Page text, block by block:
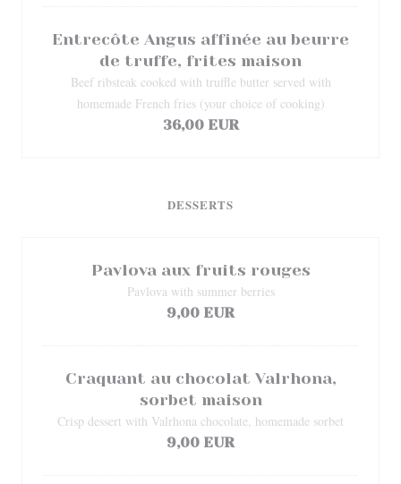
Entrecôte Angus affinée au beurre
de truffe, frites maison
Beef ribsteak cooked with truffle butter served with
homemade French fries (your choice of cooking)
36,00 EUR
DESSERTS
Pavlova aux fruits rouges
Pavlova with summer berries
9,00 EUR
Craquant au chocolat Valrhona,
sorbet maison
Crisp dessert with Valrhona chocolate, homemade sorbet
9,00 EUR